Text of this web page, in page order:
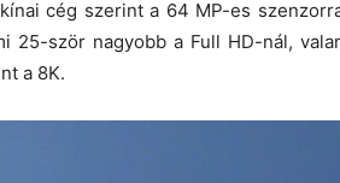
cég szerint a 64 MP-es
25-ször nagyobb a Full HD-nál,
a 8K.